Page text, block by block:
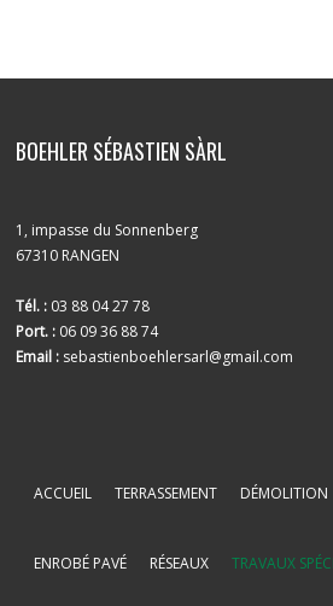
BOEHLER SÉBASTIEN SÀRL
1, impasse du Sonnenberg
67310 RANGEN
Tél. : 03 88 04 27 78
Port. : 06 09 36 88 74
Email : sebastienboehlersarl@gmail.com
ACCUEIL TERRASSEMENT DÉMOLITION
ENROBÉ PAVÉ RÉSEAUX TRAVAUX